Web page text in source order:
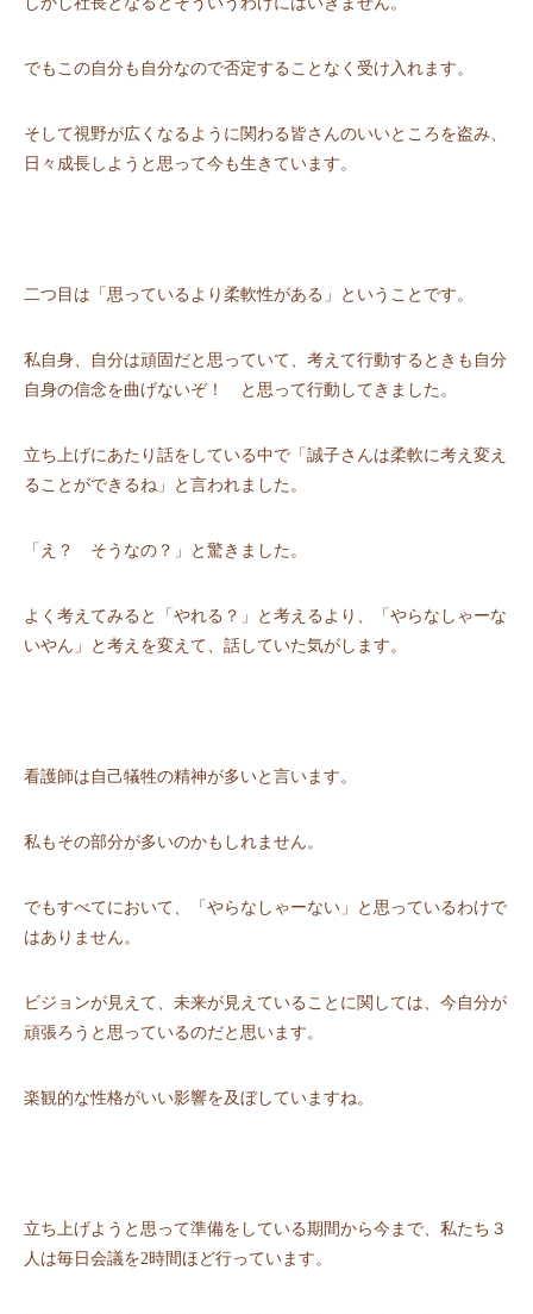
でもこの自分も自分なので否定することなく受け入れます。
そして視野が広くなるように関わる皆さんのいいところを盗み、
日々成長しようと思って今も生きています。
二つ目は「思っているより柔軟性がある」ということです。
私自身、自分は頑固だと思っていて、考えて行動するときも自分
自身の信念を曲げないぞ！ と思って行動してきました。
立ち上げにあたり話をしている中で「誠子さんは柔軟に考え変え
ることができるね」と言われました。
「え？ そうなの？」と驚きました。
よく考えてみると「やれる？」と考えるより、「やらなしゃーな
いやん」と考えを変えて、話していた気がします。
看護師は自己犠牲の精神が多いと言います。
私もその部分が多いのかもしれません。
でもすべてにおいて、「やらなしゃーない」と思っているわけで
はありません。
ビジョンが見えて、未来が見えていることに関しては、今自分が
頑張ろうと思っているのだと思います。
楽観的な性格がいい影響を及ぼしていますね。
立ち上げようと思って準備をしている期間から今まで、私たち３
人は毎日会議を2時間ほど行っています。